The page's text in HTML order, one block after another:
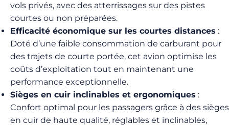
vols privés, avec des atterrissages sur des pistes
courtes ou non préparées.
Efficacité économique sur les courtes distances :
Doté d’une faible consommation de carburant pour
des trajets de courte portée, cet avion optimise les
coûts d’exploitation tout en maintenant une
performance exceptionnelle.
Sièges en cuir inclinables et ergonomiques :
Confort optimal pour les passagers grâce à des sièges
en cuir de haute qualité, réglables et inclinables,